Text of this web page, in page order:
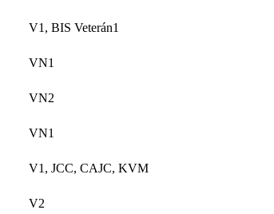
V1, BIS Veterán1
VN1
VN2
VN1
V1, JCC, CAJC, KVM
V2